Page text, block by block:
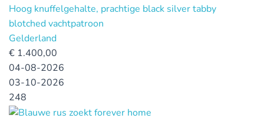
Hoog knuffelgehalte, prachtige black silver tabby
blotched vachtpatroon
Gelderland
€ 1.400,00
04-08-2026
03-10-2026
248